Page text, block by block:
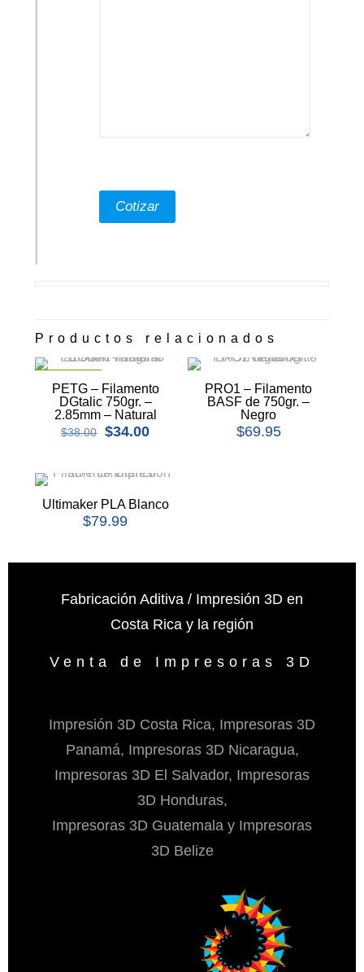
Productos relacionados
PETG – Filamento
DGtalic 750gr. –
2.85mm – Natural
$38.00 $34.00
PRO1 – Filamento
BASF de 750gr. –
Negro
$69.95
Ultimaker PLA Blanco
$79.99
Fabricación Aditiva / Impresión 3D en
Costa Rica y la región
Venta de Impresoras 3D
Impresión 3D Costa Rica, Impresoras 3D
Panamá, Impresoras 3D Nicaragua,
Impresoras 3D El Salvador, Impresoras
3D Honduras,
Impresoras 3D Guatemala y Impresoras
3D Belize